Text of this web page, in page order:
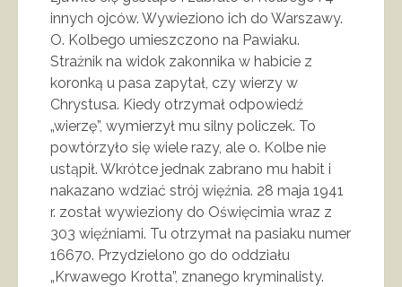
innych ojców. Wywieziono ich do Warszawy.
O. Kolbego umieszczono na Pawiaku.
Strażnik na widok zakonnika w habicie z
koronką u pasa zapytał, czy wierzy w
Chrystusa. Kiedy otrzymał odpowiedź
„wierzę”, wymierzył mu silny policzek. To
powtórzyło się wiele razy, ale o. Kolbe nie
ustąpił. Wkrótce jednak zabrano mu habit i
nakazano wdziać strój więźnia. 28 maja 1941
r. został wywieziony do Oświęcimia wraz z
303 więźniami. Tu otrzymał na pasiaku numer
16670. Przydzielono go do oddziału
„Krwawego Krotta”, znanego kryminalisty.